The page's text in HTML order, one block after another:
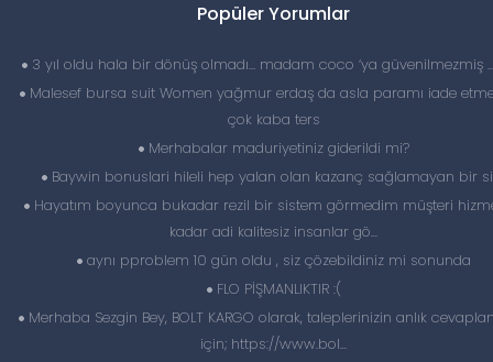
Popüler Yorumlar
3 yıl oldu hala bir dönüş olmadı… madam coco ‘ya güvenilmezmiş
Malesef bursa suit Women yağmur erdaş da asla paramı iade
çok kaba ters
Merhabalar maduriyetiniz giderildi mi?
Baywin bonuslari hileli hep yalan olan kazanç sağlamayan bir
Hayatım boyunca bukadar rezil bir sistem görmedim müşteri
kadar adi kalitesiz insanlar gö...
aynı pproblem 10 gün oldu , siz çözebildiniz mi sonunda
FLO PİŞMANLIKTIR :(
Merhaba Sezgin Bey, BOLT KARGO olarak, taleplerinizin anlık
için; https://www.bol...